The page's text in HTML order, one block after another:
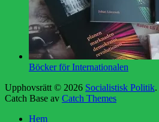
Böcker för Internationalen
Upphovsrätt © 2026 Socialistisk Politik
Catch Base av Catch Themes
Hem